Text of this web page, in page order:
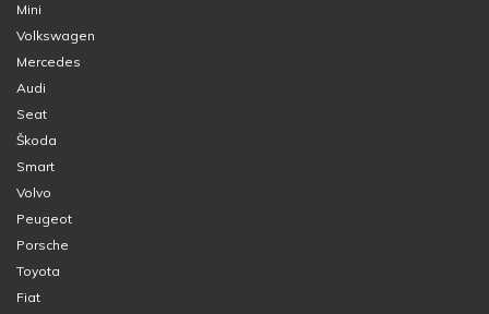
Mini
Volkswagen
Mercedes
Audi
Seat
Škoda
Smart
Volvo
Peugeot
Porsche
Toyota
Fiat